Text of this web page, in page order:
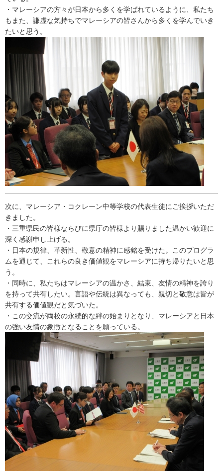
・マレーシアの方々が日本から多くを学ばれているように、私たち
もまた、謙虚な気持ちでマレーシアの皆さんから多くを学んでいき
たいと思う。
次に、マレーシア・コクレーン中等学校の代表生徒にご挨拶いただ
きました。
・三重県民の皆様ならびに県庁の皆様より賜りました温かい歓迎に
深く感謝申し上げる。
・日本の規律、革新性、敬意の精神に感銘を受けた。このプログラ
ムを通じて、これらの良き価値観をマレーシアに持ち帰りたいと思
う。
・同時に、私たちはマレーシアの温かさ、結束、友情の精神を誇り
を持って共有したい。言語や伝統は異なっても、親切と敬意は皆が
共有する価値観だと気づいた。
・この交流が両校の永続的な絆の始まりとなり、マレーシアと日本
の強い友情の象徴となることを願っている。